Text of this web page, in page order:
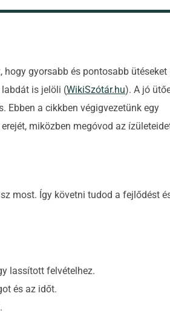
gyorsabb és pontosabb ütéseket
labdát is jelöli (WikiSzótár.hu). A jó
Ebben a cikkben végigvezetünk egy
miközben megóvod az
most. Így követni tudod a fejlődést
lassított felvételhez.
és az időt.